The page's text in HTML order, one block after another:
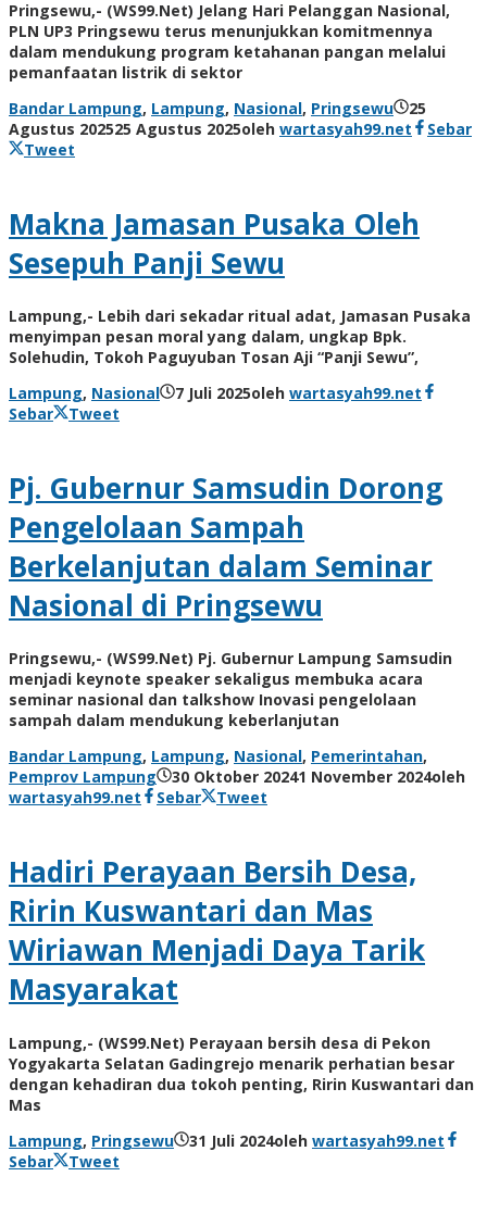
Pringsewu,- (WS99.Net) Jelang Hari Pelanggan Nasional,
PLN UP3 Pringsewu terus menunjukkan komitmennya
dalam mendukung program ketahanan pangan melalui
pemanfaatan listrik di sektor
Bandar Lampung, Lampung, Nasional, Pringsewu
25
Agustus 202525 Agustus 2025oleh wartasyah99.net
Sebar
Tweet
Makna Jamasan Pusaka Oleh
Sesepuh Panji Sewu
Lampung,- Lebih dari sekadar ritual adat, Jamasan Pusaka
menyimpan pesan moral yang dalam, ungkap Bpk.
Solehudin, Tokoh Paguyuban Tosan Aji “Panji Sewu”,
Lampung, Nasional 7 Juli 2025oleh wartasyah99.net
Sebar
Tweet
Pj. Gubernur Samsudin Dorong
Pengelolaan Sampah
Berkelanjutan dalam Seminar
Nasional di Pringsewu
Pringsewu,- (WS99.Net) Pj. Gubernur Lampung Samsudin
menjadi keynote speaker sekaligus membuka acara
seminar nasional dan talkshow Inovasi pengelolaan
sampah dalam mendukung keberlanjutan
Bandar Lampung, Lampung, Nasional, Pemerintahan,
Pemprov Lampung
30 Oktober 20241 November 2024oleh
wartasyah99.net
Sebar Tweet
Hadiri Perayaan Bersih Desa,
Ririn Kuswantari dan Mas
Wiriawan Menjadi Daya Tarik
Masyarakat
Lampung,- (WS99.Net) Perayaan bersih desa di Pekon
Yogyakarta Selatan Gadingrejo menarik perhatian besar
dengan kehadiran dua tokoh penting, Ririn Kuswantari dan
Mas
Lampung, Pringsewu 31 Juli 2024oleh wartasyah99.net
Sebar
Tweet